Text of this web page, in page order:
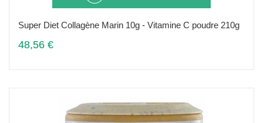
Super Diet Collagène Marin 10g - Vitamine C poudre 210g
48,56 €